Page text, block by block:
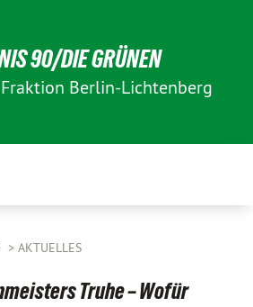
90/DIE GRÜNEN
Berlin-Lichtenberg
AKTUELLES
Truhe – Wofür